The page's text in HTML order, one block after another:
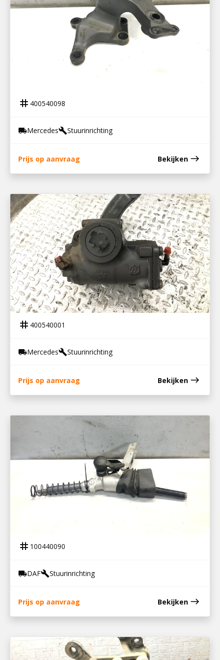
STUURHUISSTEUN ATEGO 4
tag 400540098
local_shippingMercedesbuildStuurinrichting
Prijs op aanvraag Bekijken east
400540001
STUURHUIS ATEGO4
tag 400540001
local_shippingMercedesbuildStuurinrichting
Prijs op aanvraag Bekijken east
tag 100440090
local_shippingDAFbuildStuurinrichting
Prijs op aanvraag Bekijken east